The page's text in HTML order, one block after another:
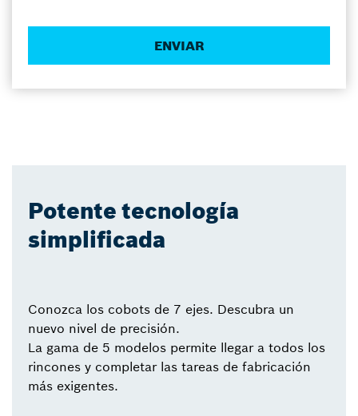
Potente tecnología
simplificada
Conozca los cobots de 7 ejes. Descubra un
nuevo nivel de precisión.
La gama de 5 modelos permite llegar a todos los
rincones y completar las tareas de fabricación
más exigentes.